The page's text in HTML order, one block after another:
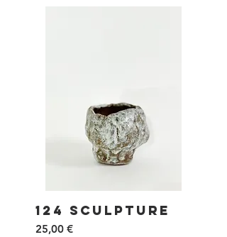
124 SCULPTURE
Hinta
25,00 €